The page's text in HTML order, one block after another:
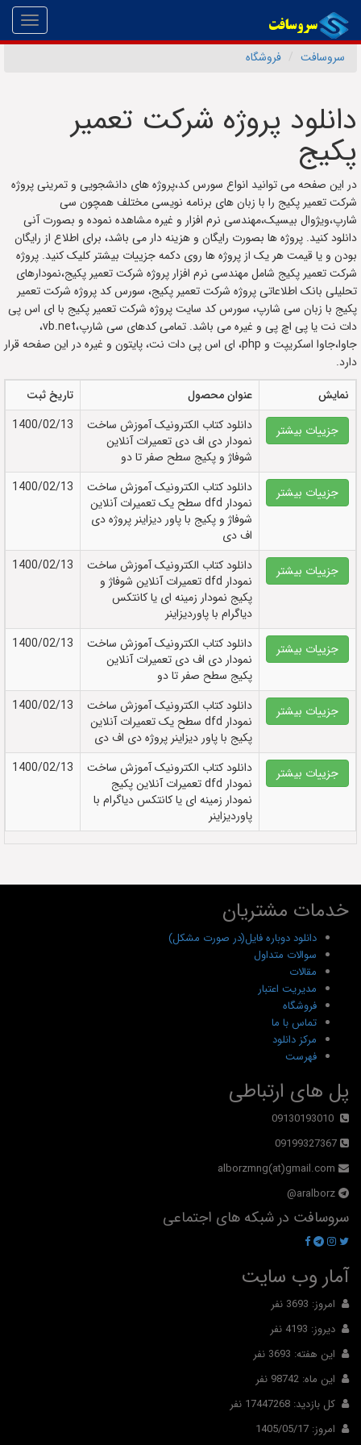
سروسافت
فروشگاه
دانلود پروژه شرکت تعمیر
پکیج
در این صفحه می توانید انواع سورس کد،پروژه های دانشجویی و تمرینی پروژه
شرکت تعمیر پکیج را با زبان های برنامه نویسی مختلف همچون سی
شارپ،ویژوال بیسیک،مهندسی نرم افزار و غیره مشاهده نموده و بصورت آنی
دانلود کنید. پروژه ها بصورت رایگان و هزینه دار می باشد، برای اطلاع از رایگان
بودن و یا قیمت هر یک از پروژه ها روی دکمه جزییات بیشتر کلیک کنید. پروژه
شرکت تعمیر پکیج شامل مهندسی نرم افزار پروژه شرکت تعمیر پکیج،نمودارهای
تحلیلی بانک اطلاعاتی پروژه شرکت تعمیر پکیج، سورس کد پروژه شرکت تعمیر
پکیج با زبان سی شارپ، سورس کد سایت پروژه شرکت تعمیر پکیج با ای اس پی
دات نت یا پی اچ پی و غیره می باشد. تمامی کدهای سی شارپ،vb.net،
جاوا،جاوا اسکریپت و php، ای اس پی دات نت، پایتون و غیره در این صفحه قرار
دارد.
نمایش
عنوان محصول
تاریخ ثبت
جزییات بیشتر
دانلود کتاب الکترونيک آموزش ساخت
نمودار دی اف دی تعمیرات آنلاین
شوفاژ و پکیج سطح صفر تا دو
1400/02/13
جزییات بیشتر
دانلود کتاب الکترونيک آموزش ساخت
نمودار dfd سطح یک تعمیرات آنلاین
شوفاژ و پکیج با پاور دیزاینر پروژه دی
اف دی
1400/02/13
جزییات بیشتر
دانلود کتاب الکترونيک آموزش ساخت
نمودار dfd تعمیرات آنلاین شوفاژ و
پکیج نمودار زمینه ای یا کانتکس
دیاگرام با پاوردیزاینر
1400/02/13
جزییات بیشتر
دانلود کتاب الکترونيک آموزش ساخت
نمودار دی اف دی تعمیرات آنلاین
پکیج سطح صفر تا دو
1400/02/13
جزییات بیشتر
دانلود کتاب الکترونيک آموزش ساخت
نمودار dfd سطح یک تعمیرات آنلاین
پکیج با پاور دیزاینر پروژه دی اف دی
1400/02/13
جزییات بیشتر
دانلود کتاب الکترونيک آموزش ساخت
نمودار dfd تعمیرات آنلاین پکیج
نمودار زمینه ای یا کانتکس دیاگرام با
پاوردیزاینر
1400/02/13
خدمات مشتریان
دانلود دوباره فایل(در صورت مشکل)
سوالات متداول
مقالات
مدیریت اعتبار
فروشگاه
تماس با ما
مرکز دانلود
فهرست
پل های ارتباطی
09130193010
09199327367
alborzmng(at)gmail.com
aralborz@
سروسافت در شبکه های اجتماعی
آمار وب سایت
امروز: 3693 نفر
دیروز: 4193 نفر
این هفته: 3693 نفر
این ماه: 98742 نفر
کل بازدید: 17447268 نفر
امروز: 1405/05/17